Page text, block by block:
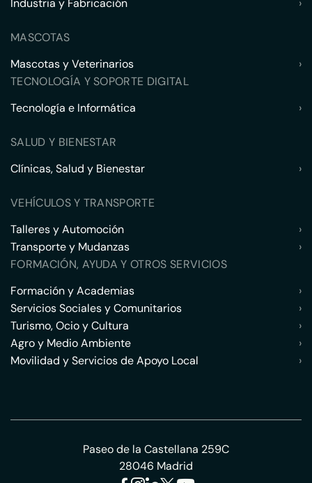
Industria y Fabricación
›
MASCOTAS
Mascotas y Veterinarios
›
TECNOLOGÍA Y SOPORTE DIGITAL
Tecnología e Informática
›
SALUD Y BIENESTAR
Clínicas, Salud y Bienestar
›
VEHÍCULOS Y TRANSPORTE
Talleres y Automoción
›
Transporte y Mudanzas
›
FORMACIÓN, AYUDA Y OTROS SERVICIOS
Formación y Academias
›
Servicios Sociales y Comunitarios
›
Turismo, Ocio y Cultura
›
Agro y Medio Ambiente
›
Movilidad y Servicios de Apoyo Local
›
Paseo de la Castellana 259C
28046 Madrid